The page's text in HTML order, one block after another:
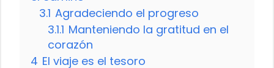
3.1 Agradeciendo el progreso
3.1.1 Manteniendo la gratitud en el
corazón
4 El viaje es el tesoro